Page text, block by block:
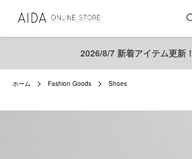
2026/8/7 新着アイテム更新！
ホーム Fashion Goods Shoes